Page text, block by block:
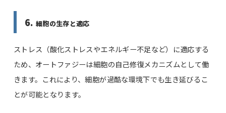
6. 細胞の生存と適応
ストレス（酸化ストレスやエネルギー不足など）に適応する
ため、オートファジーは細胞の自己修復メカニズムとして働
きます。これにより、細胞が過酷な環境下でも生き延びるこ
とが可能となります。